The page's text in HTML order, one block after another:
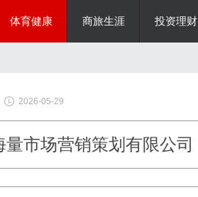
体育健康 商旅生涯 投资理财
2026-05-29
量市场营销策划有限公司